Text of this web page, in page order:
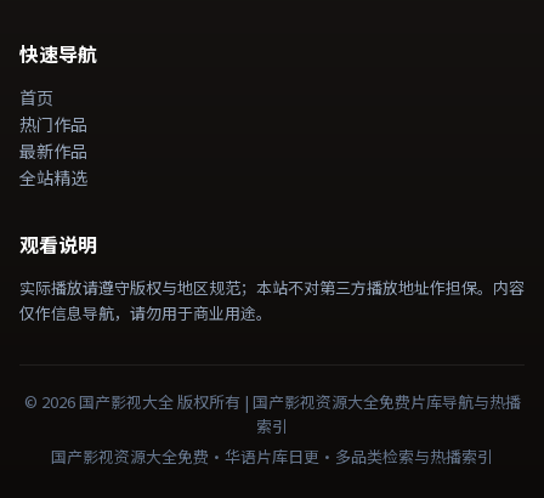
快速导航
首页
热门作品
最新作品
全站精选
观看说明
实际播放请遵守版权与地区规范；本站不对第三方播放地址作担保。内容
仅作信息导航，请勿用于商业用途。
© 2026 国产影视大全版权所有 | 国产影视资源大全免费片库导航与热播
索引
国产影视资源大全免费·华语片库日更·多品类检索与热播索引